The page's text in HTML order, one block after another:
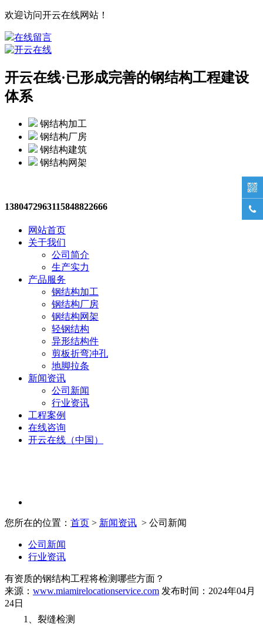
欢迎访问开云在线网站！
在线留言
开云在线·已形成完善的钢结构工程建设
体系
钢结构加工
钢结构厂房
钢结构建筑
钢结构网架
1380472963115848822666
网站首页
关于我们
公司简介
生产实力
产品服务
钢结构加工
钢结构厂房
钢结构网架
轻钢结构
异形结构件
剪板折弯冲孔
地脚拉条
新闻资讯
公司新闻
行业资讯
工程案例
在线咨询
开云在线（中国）
您所在的位置： 首页 > 新闻资讯 > 公司新闻
公司新闻
行业资讯
有资质的钢结构工程将检测哪些方面？
来源： www.miamirelocationservice.com 发布时间：2024年04月
24日
1、裂缝检测

